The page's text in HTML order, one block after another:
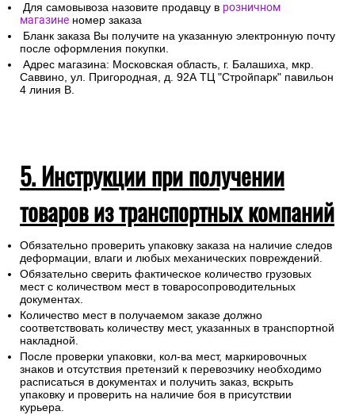
Для самовывоза назовите продавцу в розничном
магазине номер заказа
Бланк заказа Вы получите на указанную электронную почту
после оформления покупки.
Адрес магазина: Московская область, г. Балашиха, мкр.
Саввино, ул. Пригородная, д. 92А ТЦ "Стройпарк" павильон
4 линия В.
5. Инструкции при получении
товаров из транспортных компаний
Обязательно проверить упаковку заказа на наличие следов
деформации, влаги и любых механических повреждений.
Обязательно сверить фактическое количество грузовых
мест с количеством мест в товаросопроводительных
документах.
Количество мест в получаемом заказе должно
соответствовать количеству мест, указанных в транспортной
накладной.
После проверки упаковки, кол-ва мест, маркировочных
знаков и отсутствия претензий к перевозчику необходимо
расписаться в документах и получить заказ, вскрыть
упаковку и проверить на наличие боя в присутствии
курьера.